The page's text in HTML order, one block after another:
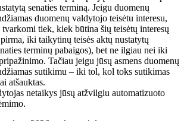
senaties terminą. Jeigu duomenų
duomenų valdytojo teisėtu interesu,
tvarkomi tiek, kiek būtina šių teisėtų interesų
iki taikytinų teisės aktų nustatytų
terminų pabaigos), bet ne ilgiau nei iki
Tačiau jeigu jūsų asmens duomenų
sutikimu – iki tol, kol toks sutikimas
atšauktas.
netaikys jūsų atžvilgiu automatizuoto